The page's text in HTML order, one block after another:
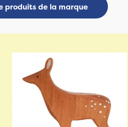
produits de la marque